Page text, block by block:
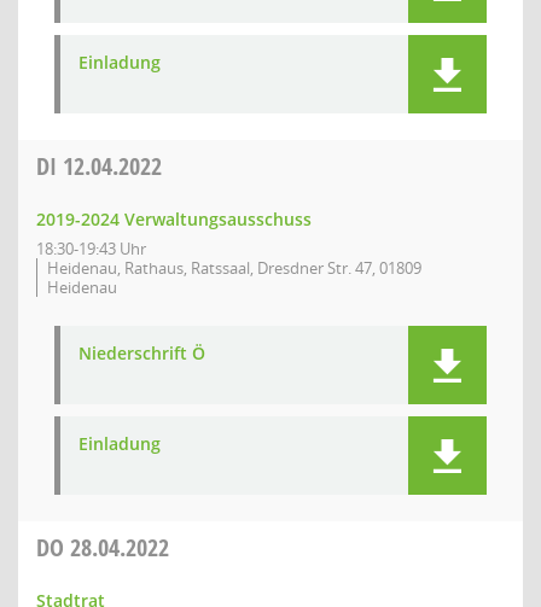
Einladung
DI 12.04.2022
2019-2024 Verwaltungsausschuss
18:30-19:43 Uhr
Heidenau, Rathaus, Ratssaal, Dresdner Str. 47, 01809
Heidenau
Niederschrift Ö
Einladung
DO 28.04.2022
Stadtrat